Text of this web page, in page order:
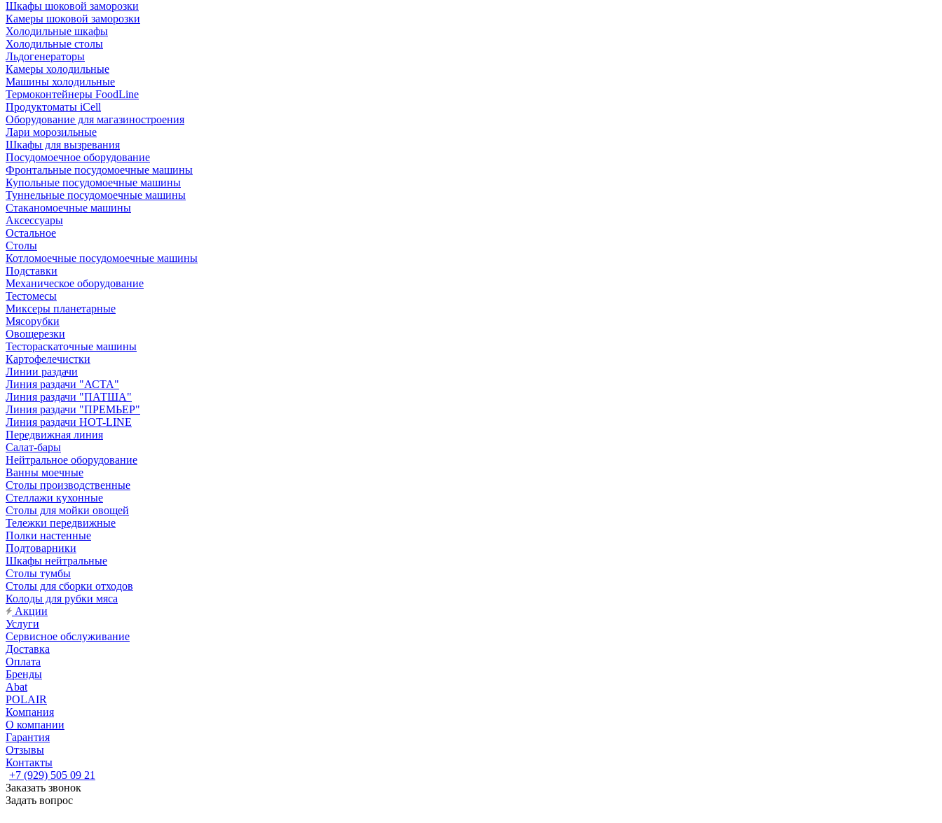
Шкафы шоковой заморозки
Камеры шоковой заморозки
Холодильные шкафы
Холодильные столы
Льдогенераторы
Камеры холодильные
Машины холодильные
Термоконтейнеры FoodLine
Продуктоматы iCell
Оборудование для магазиностроения
Лари морозильные
Шкафы для вызревания
Посудомоечное оборудование
Фронтальные посудомоечные машины
Купольные посудомоечные машины
Туннельные посудомоечные машины
Стаканомоечные машины
Аксессуары
Остальное
Столы
Котломоечные посудомоечные машины
Подставки
Механическое оборудование
Тестомесы
Миксеры планетарные
Мясорубки
Овощерезки
Тестораскаточные машины
Картофелечистки
Линии раздачи
Линия раздачи "АСТА"
Линия раздачи "ПАТША"
Линия раздачи "ПРЕМЬЕР"
Линия раздачи HOT-LINE
Передвижная линия
Салат-бары
Нейтральное оборудование
Ванны моечные
Столы производственные
Стеллажи кухонные
Столы для мойки овощей
Тележки передвижные
Полки настенные
Подтоварники
Шкафы нейтральные
Столы тумбы
Столы для сборки отходов
Колоды для рубки мяса
Акции
Услуги
Сервисное обслуживание
Доставка
Оплата
Бренды
Abat
POLAIR
Компания
О компании
Гарантия
Отзывы
Контакты
+7 (929) 505 09 21
Заказать звонок
Задать вопрос